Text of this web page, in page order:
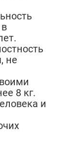
не
8 кг.
и